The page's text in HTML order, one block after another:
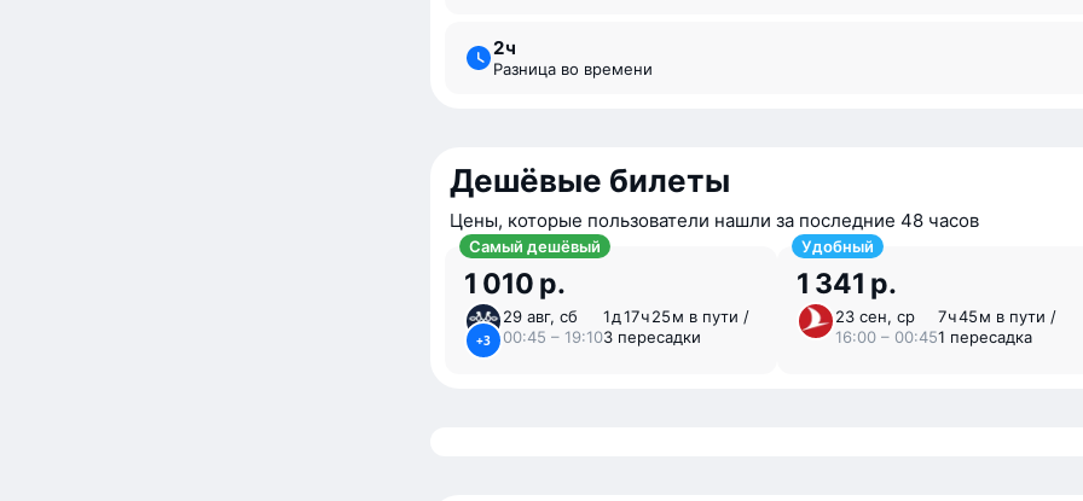
2 ⁠ч
Разница во времени
Дешёвые билеты
Цены, которые пользователи нашли за последние 48 часов
Самый дешёвый
1 010 р.
+3
29 авг, сб
00:45 – 19:10
1 ⁠д 17 ⁠ч 25 ⁠м в пути /
3 пересадки
Удобный
1 341 р.
23 сен, ср
16:00 – 00:45
7 ⁠ч 45 ⁠м в пути /
1 пересадка